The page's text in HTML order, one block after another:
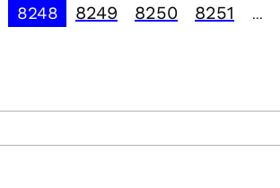
8248 8249 8250 8251